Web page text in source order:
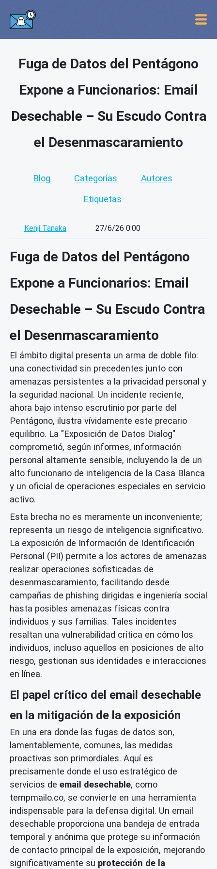
Fuga de Datos del Pentágono
Expone a Funcionarios: Email
Desechable – Su Escudo Contra
el Desenmascaramiento
Blog Categorías Autores
Etiquetas
Kenji Tanaka 27/6/26 0:00
Fuga de Datos del Pentágono
Expone a Funcionarios: Email
Desechable – Su Escudo Contra
el Desenmascaramiento
El ámbito digital presenta un arma de doble filo:
una conectividad sin precedentes junto con
amenazas persistentes a la privacidad personal y
la seguridad nacional. Un incidente reciente,
ahora bajo intenso escrutinio por parte del
Pentágono, ilustra vívidamente este precario
equilibrio. La "Exposición de Datos Dialog"
comprometió, según informes, información
personal altamente sensible, incluyendo la de un
alto funcionario de inteligencia de la Casa Blanca
y un oficial de operaciones especiales en servicio
activo.
Esta brecha no es meramente un inconveniente;
representa un riesgo de inteligencia significativo.
La exposición de Información de Identificación
Personal (PII) permite a los actores de amenazas
realizar operaciones sofisticadas de
desenmascaramiento, facilitando desde
campañas de phishing dirigidas e ingeniería social
hasta posibles amenazas físicas contra
individuos y sus familias. Tales incidentes
resaltan una vulnerabilidad crítica en cómo los
individuos, incluso aquellos en posiciones de alto
riesgo, gestionan sus identidades e interacciones
en línea.
El papel crítico del email desechable
en la mitigación de la exposición
En una era donde las fugas de datos son,
lamentablemente, comunes, las medidas
proactivas son primordiales. Aquí es
precisamente donde el uso estratégico de
servicios de email desechable, como
tempmailo.co, se convierte en una herramienta
indispensable para la defensa digital. Un email
desechable proporciona una bandeja de entrada
temporal y anónima que protege su información
de contacto principal de la exposición, mejorando
significativamente su protección de la